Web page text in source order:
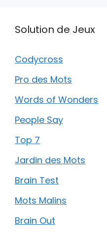
Solution de Jeux
Codycross
Pro des Mots
Words of Wonders
People Say
Top 7
Jardin des Mots
Brain Test
Mots Malins
Brain Out